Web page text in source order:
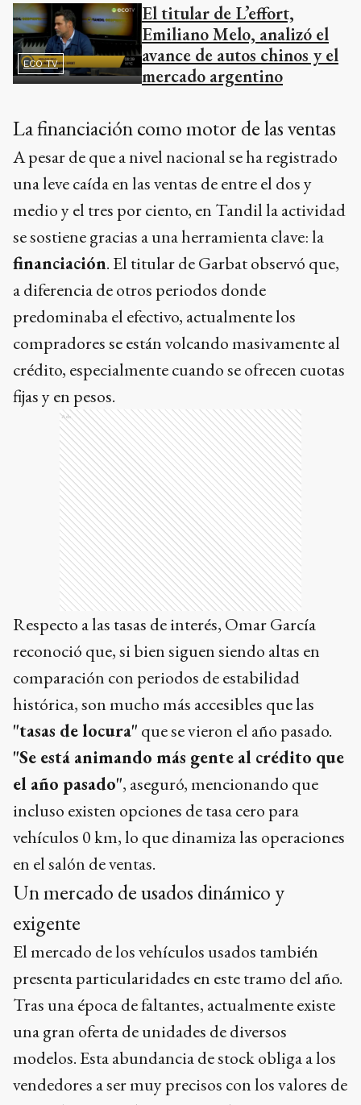
ECO TV
El titular de L’effort,
Emiliano Melo, analizó el
avance de autos chinos y el
mercado argentino
La financiación como motor de las ventas
A pesar de que a nivel nacional se ha registrado
una leve caída en las ventas de entre el dos y
medio y el tres por ciento, en Tandil la actividad
se sostiene gracias a una herramienta clave: la
financiación. El titular de Garbat observó que,
a diferencia de otros periodos donde
predominaba el efectivo, actualmente los
compradores se están volcando masivamente al
crédito, especialmente cuando se ofrecen cuotas
fijas y en pesos.
Ads
Respecto a las tasas de interés, Omar García
reconoció que, si bien siguen siendo altas en
comparación con periodos de estabilidad
histórica, son mucho más accesibles que las
"tasas de locura" que se vieron el año pasado.
"Se está animando más gente al crédito que
el año pasado", aseguró, mencionando que
incluso existen opciones de tasa cero para
vehículos 0 km, lo que dinamiza las operaciones
en el salón de ventas.
Un mercado de usados dinámico y
exigente
El mercado de los vehículos usados también
presenta particularidades en este tramo del año.
Tras una época de faltantes, actualmente existe
una gran oferta de unidades de diversos
modelos. Esta abundancia de stock obliga a los
vendedores a ser muy precisos con los valores de